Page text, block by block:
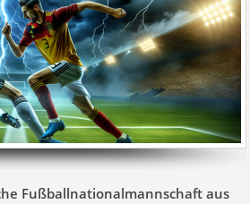
Fußballnationalmannschaft aus